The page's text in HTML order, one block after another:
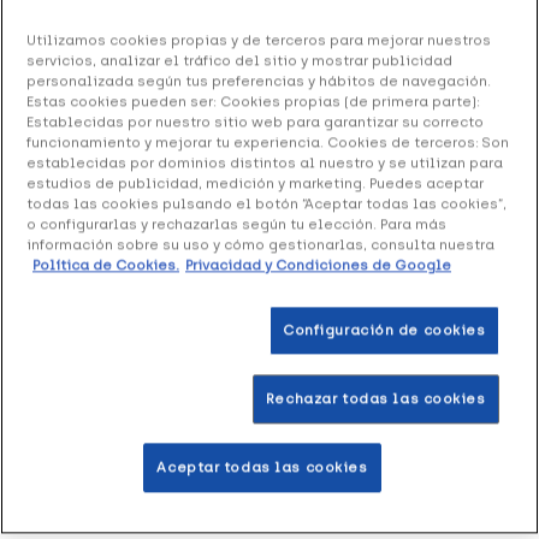
Anota Triturador de Medicación Ultra Fino, 1 Ud
6.86 €
+ 14 puntos Healthies
Anota Triturador de Medicación Ultra Finoayuda a cortar por la
mitad y triturar las pastillas.
Utilizamos cookies propias y de terceros para mejorar nuestros
servicios, analizar el tráfico del sitio y mostrar publicidad
personalizada según tus preferencias y hábitos de navegación.
Estas cookies pueden ser: Cookies propias (de primera parte):
Establecidas por nuestro sitio web para garantizar su correcto
funcionamiento y mejorar tu experiencia. Cookies de terceros: Son
establecidas por dominios distintos al nuestro y se utilizan para
estudios de publicidad, medición y marketing. Puedes aceptar
todas las cookies pulsando el botón “Aceptar todas las cookies”,
o configurarlas y rechazarlas según tu elección. Para más
información sobre su uso y cómo gestionarlas, consulta nuestra
Política de Cookies. Privacidad y Condiciones de Google
Configuración de cookies
Rechazar todas las cookies
Aceptar todas las cookies